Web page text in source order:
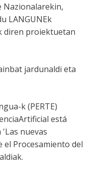
Nazionalarekin,
LANGUNEk
diren proiektuetan
jardunaldi eta
k (PERTE)
está
nuevas
Procesamiento del